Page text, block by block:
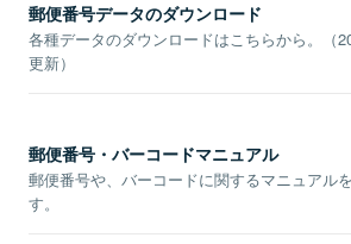
郵便番号データのダウンロード
各種データのダウンロードはこちらから。（
更新）
郵便番号・バーコードマニュアル
郵便番号や、バーコードに関するマニュアル
す。